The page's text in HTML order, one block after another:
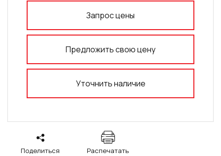
Запрос цены
Предложить свою цену
Уточнить наличие
Поделиться Распечатать